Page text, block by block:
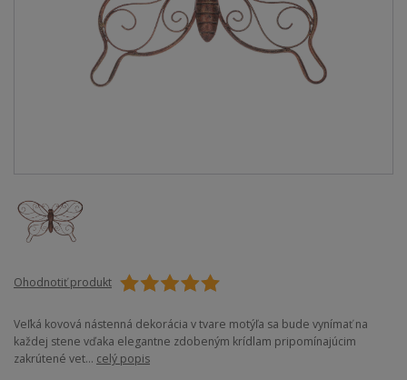
Ohodnotiť produkt
Veľká kovová nástenná dekorácia v tvare motýľa sa bude vynímať na
každej stene vďaka elegantne zdobeným krídlam pripomínajúcim
zakrútené vet... celý popis